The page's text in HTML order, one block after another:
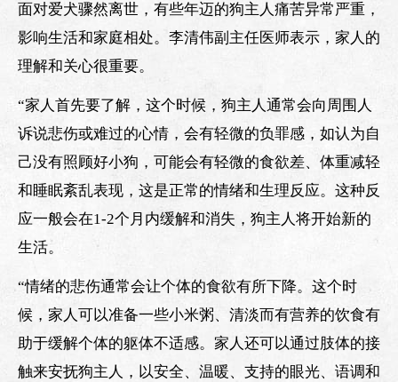
面对爱犬骤然离世，有些年迈的狗主人痛苦异常严重，
影响生活和家庭相处。李清伟副主任医师表示，家人的
理解和关心很重要。
“家人首先要了解，这个时候，狗主人通常会向周围人
诉说悲伤或难过的心情，会有轻微的负罪感，如认为自
己没有照顾好小狗，可能会有轻微的食欲差、体重减轻
和睡眠紊乱表现，这是正常的情绪和生理反应。这种反
应一般会在1-2个月内缓解和消失，狗主人将开始新的
生活。
“情绪的悲伤通常会让个体的食欲有所下降。这个时
候，家人可以准备一些小米粥、清淡而有营养的饮食有
助于缓解个体的躯体不适感。家人还可以通过肢体的接
触来安抚狗主人，以安全、温暖、支持的眼光、语调和